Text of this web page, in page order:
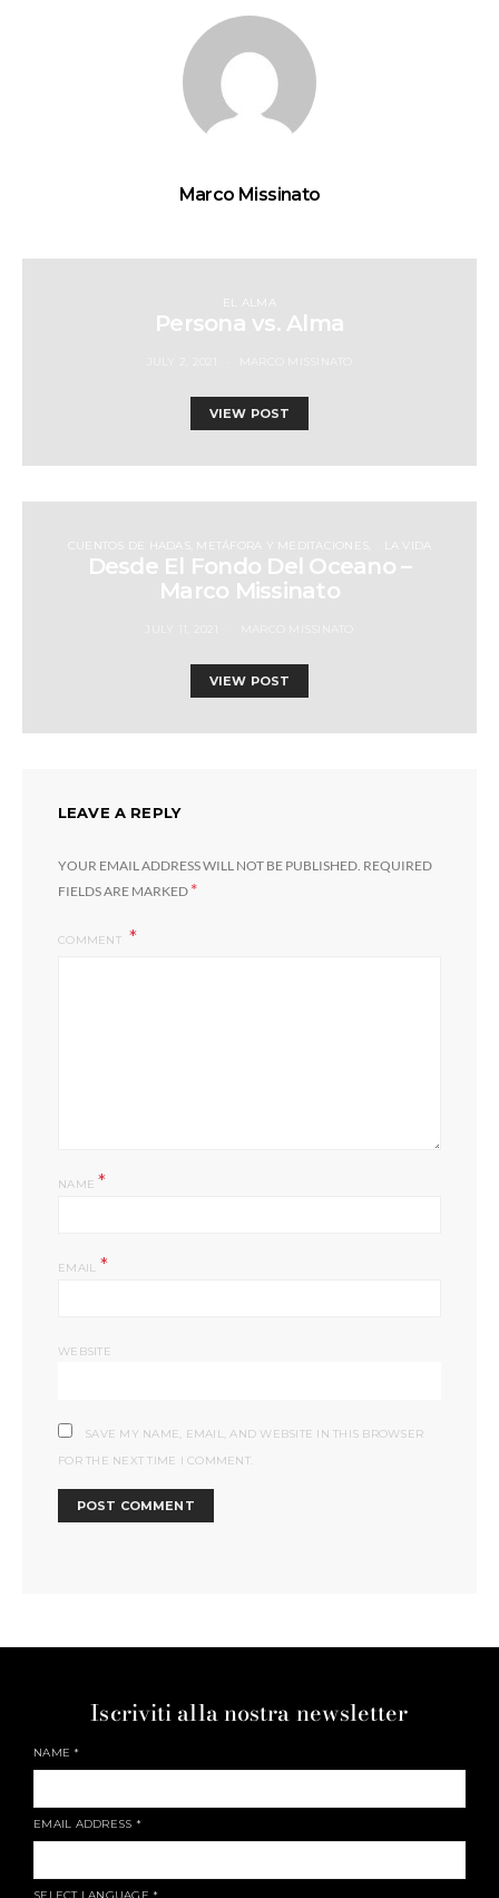
Marco Missinato
EL ALMA
Persona vs. Alma
VIEW POST
CUENTOS DE HADAS, METÁFORA Y MEDITACIONES LA VIDA
Desde El Fondo Del Oceano –
Marco Missinato
VIEW POST
LEAVE A REPLY
YOUR EMAIL ADDRESS WILL NOT BE PUBLISHED. REQUIRED
FIELDS ARE MARKED *
COMMENT
NAME *
EMAIL *
WEBSITE
SAVE MY NAME, EMAIL, AND WEBSITE IN THIS BROWSER
FOR THE NEXT TIME I COMMENT.
Iscriviti alla nostra newsletter
NAME*
EMAIL ADDRESS *